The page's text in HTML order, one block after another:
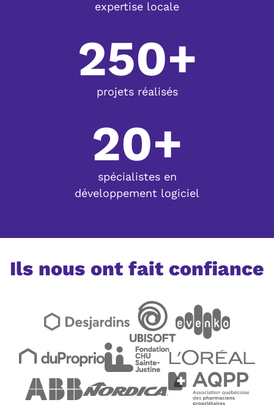
expertise locale
250+
projets réalisés
20+
spécialistes en
développement logiciel
Ils nous ont fait confiance